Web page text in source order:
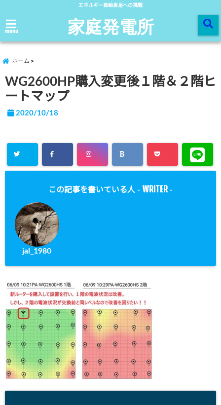
エネルギー自給自足への挑戦
menu 家庭発電所
ホーム
WG2600HP購入変更後１階＆２階ヒ
ートマップ
2020/10/18
この記事を書いている人 - WRITER -
jal_1980